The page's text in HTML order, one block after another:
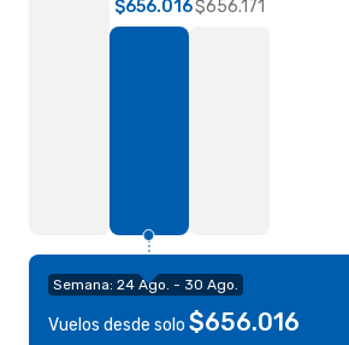
Semana: 24 Ago. - 30 Ago.
Vuelos desde solo $656.016
$656.016$656.171